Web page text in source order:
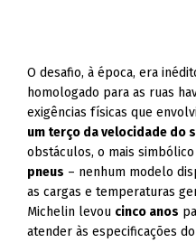
O desafio, à época, era
homologado para as ruas
exigências físicas que
um terço da velocidade do
obstáculos, o mais
pneus – nenhum modelo
as cargas e temperaturas
Michelin levou cinco anos
atender às especificações